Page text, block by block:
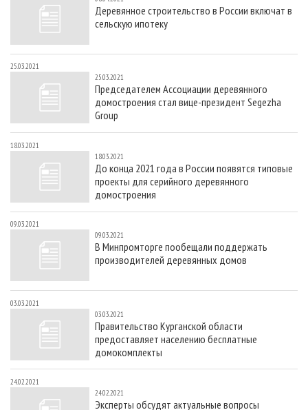
Деревянное строительство в России включат в
сельскую ипотеку
25.03.2021
25.03.2021
Председателем Ассоциации деревянного
домостроения стал вице-президент Segezha
Group
18.03.2021
18.03.2021
До конца 2021 года в России появятся типовые
проекты для серийного деревянного
домостроения
09.03.2021
09.03.2021
В Минпромторге пообещали поддержать
производителей деревянных домов
03.03.2021
03.03.2021
Правительство Курганской области
предоставляет населению бесплатные
домокомплекты
24.02.2021
24.02.2021
Эксперты обсудят актуальные вопросы